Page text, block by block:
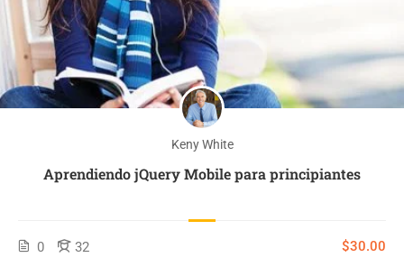
Keny White
Aprendiendo jQuery Mobile para principiantes
0 32 $30.00